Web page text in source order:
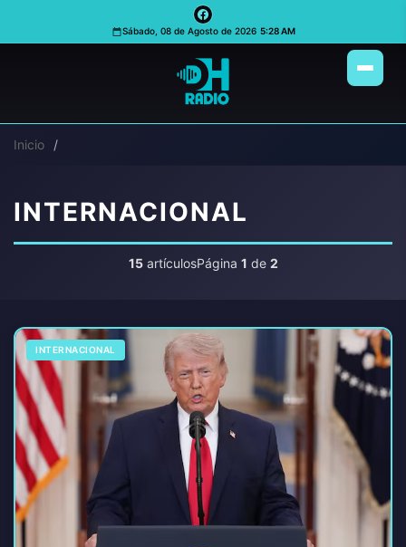
Sábado, 08 de Agosto de 2026 5:28 AM
Inicio
INTERNACIONAL
15artículosPágina 1 de 2
INTERNACIONAL